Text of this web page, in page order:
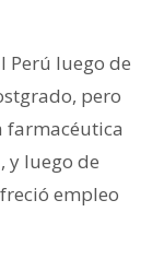
Perú luego de
pero
farmacéutica
y luego de
empleo